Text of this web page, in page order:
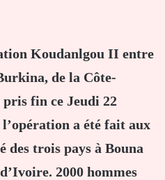
Koudanlgou II entre
de la Côte-
fin ce Jeudi 22
a été fait aux
des trois pays à Bouna
2000 hommes